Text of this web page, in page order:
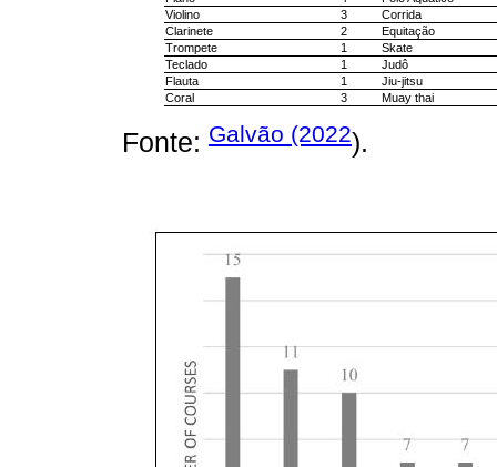
Violino
3
Corrida
Clarinete
2
Equitação
Trompete
1
Skate
Teclado
1
Judô
Flauta
1
Jiu-jitsu
Coral
3 Muay thai
Fonte: Galvão (2022).